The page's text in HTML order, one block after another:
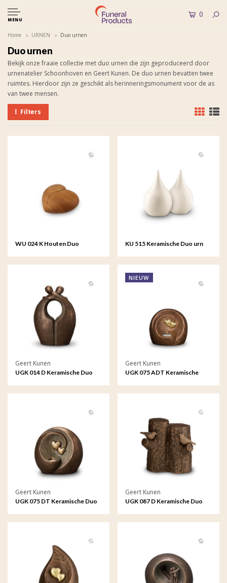
MENU
0
Home URNEN Duo urnen
Duo urnen
Bekijk onze fraaie collectie met duo urnen die zijn geproduceerd door
urnenatelier Schoonhoven en Geert Kunen. De duo urnen bevatten twee
ruimtes. Hierdoor zijn ze geschikt als herinneringsmonument voor de as
van twee mensen.
Filters
WU 024 K Houten Duo
KU 515 Keramische Duo urn
Geert Kunen
UGK 014 D Keramische Duo
NIEUW
Geert Kunen
UGK 075 ADT Keramische
verbintenis (waxine)
Geert Kunen
UGK 075 DT Keramische Duo
(waxine)
Geert Kunen
UGK 087 D Keramische Duo